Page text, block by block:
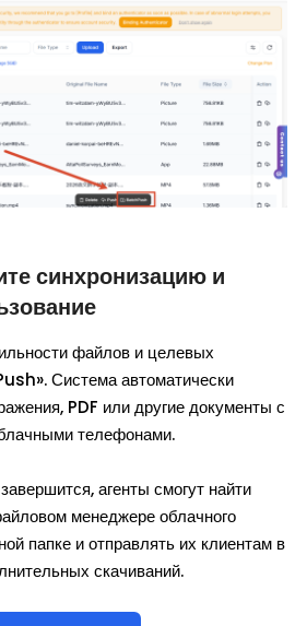
синхронизацию и
файлов и целевых
Система автоматически
PDF или другие документы с
телефонами.
агенты смогут найти
менеджере облачного
папке и отправлять их клиентам в
скачиваний.